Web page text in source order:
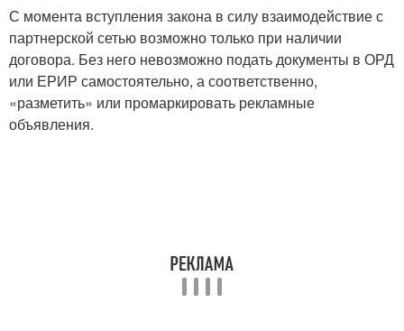
С момента вступления закона в силу взаимодействие с
партнерской сетью возможно только при наличии
договора. Без него невозможно подать документы в ОРД
или ЕРИР самостоятельно, а соответственно,
«разметить» или промаркировать рекламные
объявления.